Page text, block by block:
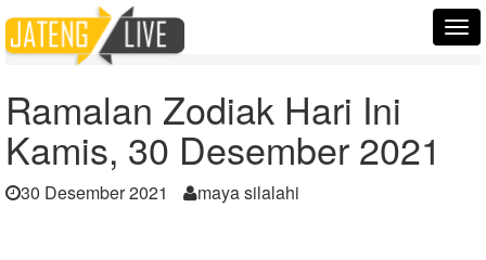
Home
Berita
Ramalan Zodiak Hari Ini Kamis, 30 Desember 2021
Ramalan Zodiak Hari Ini
Kamis, 30 Desember 2021
30 Desember 2021 maya silalahi